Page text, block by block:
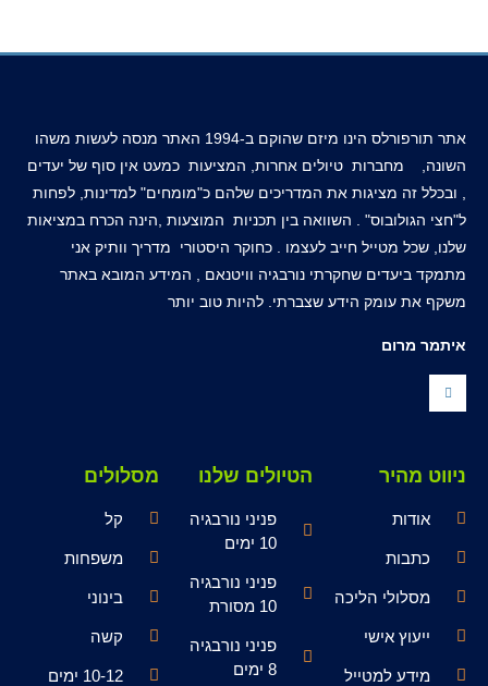
אתר תורפורלס הינו מיזם שהוקם ב-1994 האתר מנסה לעשות משהו
השונה, מחברות טיולים אחרות, המציעות כמעט אין סוף של יעדים
, ובכלל זה מציגות את המדריכים שלהם כ"מומחים" למדינות, לפחות
ל"חצי הגולובוס" . השוואה בין תכניות המוצעות ,הינה הכרח במציאות
שלנו, שכל מטייל חייב לעצמו . כחוקר היסטורי מדריך וותיק אני
מתמקד ביעדים שחקרתי נורבגיה וויטנאם , המידע המובא באתר
משקף את עומק הידע שצברתי. להיות טוב יותר
איתמר מרום
ניווט מהיר
אודות
כתבות
מסלולי הליכה
ייעוץ אישי
מידע למטייל
הטיולים שלנו
פניני נורבגיה
10 ימים
פניני נורבגיה
10 מסורת
פניני נורבגיה
8 ימים
מסלולים
קל
משפחות
בינוני
קשה
10-12 ימים